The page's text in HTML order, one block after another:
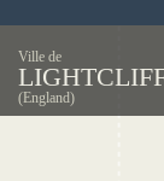
Ville de
(England)